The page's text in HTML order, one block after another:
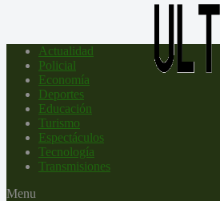
Actualidad
Policial
Economía
Deportes
Educación
Turismo
Espectáculos
Tecnología
Transmisiones
Menu